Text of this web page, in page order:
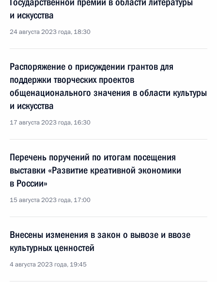
и искусства
24 августа 2023 года, 18:30
Распоряжение о присуждении грантов для
поддержки творческих проектов
общенационального значения в области культуры
и искусства
17 августа 2023 года, 16:30
Перечень поручений по итогам посещения
выставки «Развитие креативной экономики
в России»
15 августа 2023 года, 17:00
Внесены изменения в закон о вывозе и ввозе
культурных ценностей
4 августа 2023 года, 19:45